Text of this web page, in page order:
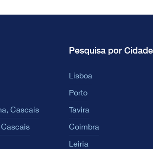
Cascais
Pesquisa por
Lisboa
Porto
Tavira
Coimbra
Leiria